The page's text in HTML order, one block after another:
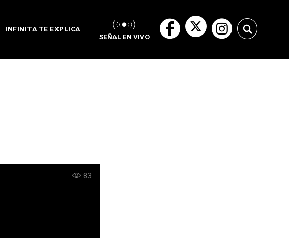
INFINITA TE EXPLICA
SEÑAL EN VIVO